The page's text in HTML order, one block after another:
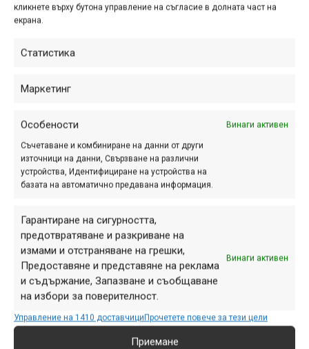
кликнете върху бутона управление на съгласие в долната част на
екрана.
Статистика
Маркетинг
Особености Винаги активен
Съчетаване и комбиниране на данни от други
източници на данни, Свързване на различни
устройства, Идентифициране на устройства на
базата на автоматично предавана информация.
Гарантиране на сигурността,
предотвратяване и разкриване на
измами и отстраняване на грешки,
Предоставяне и представяне на реклама
и съдържание, Запазване и съобщаване
на избори за поверителност.
Винаги активен
Управление на 1410 доставчициПрочетете повече за тези цели
Приемане
Снимка на деня | 08.08.2026
ПАРТНЬОРИ